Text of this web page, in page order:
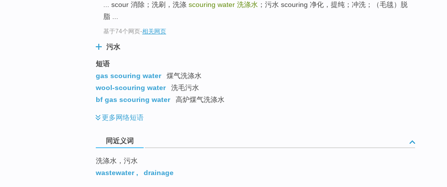
... scour 消除；洗刷，洗涤 scouring water 洗涤水 ；污水 scouring 净化，提纯；冲洗；（毛毯）脱
脂 ...
基于74个网页-相关网页
污水
短语
gas scouring water
煤气洗涤水
wool-scouring water
洗毛污水
bf gas scouring water
高炉煤气洗涤水
更多网络短语
同近义词
洗涤水，污水
wastewater, drainage